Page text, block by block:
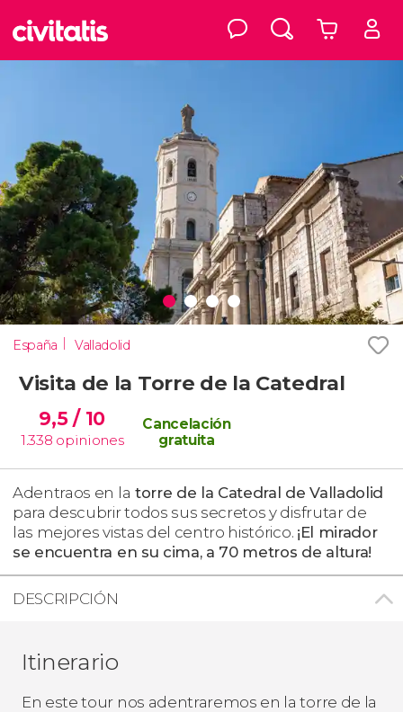
España Valladolid
Visita de la Torre de la Catedral
9,5/ 10
1.338 opiniones
Cancelación
gratuita
Adentraos en la torre de la Catedral de Valladolid
para descubrir todos sus secretos y disfrutar de
las mejores vistas del centro histórico. ¡El mirador
se encuentra en su cima, a 70 metros de altura!
DESCRIPCIÓN
Itinerario
En este tour nos adentraremos en la torre de la